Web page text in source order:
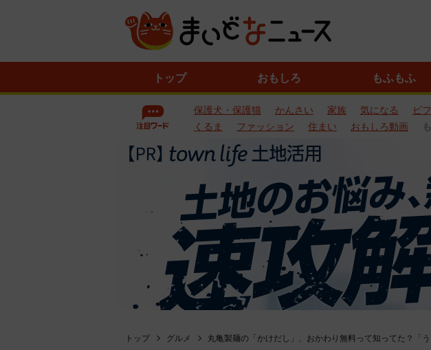
トップ おもしろ もふもふ
保護犬・保護猫 かんさい 家族 気になる ビ
くるま
ファッション 住まい おもしろ動画
トップ グルメ 丸亀製麺の「かけだし」、おかわり無料って知ってた？「